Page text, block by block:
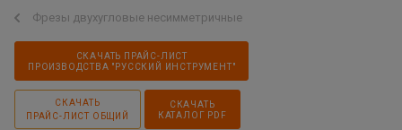
Фрезы двухугловые несимметричные
СКАЧАТЬ ПРАЙС-ЛИСТ
ПРОИЗВОДСТВА "РУССКИЙ ИНСТРУМЕНТ"
СКАЧАТЬ
ПРАЙС-ЛИСТ ОБЩИЙ
СКАЧАТЬ
КАТАЛОГ PDF